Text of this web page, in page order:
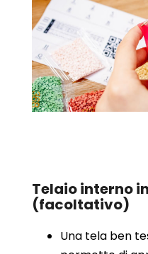
Telaio interno
(facoltativo)
Una tela ben